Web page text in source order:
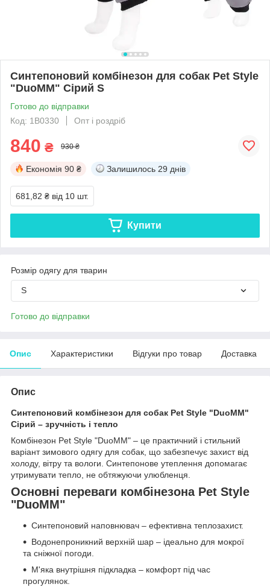
Синтепоновий комбінезон для собак Pet Style
"DuoMM" Сірий S
Готово до відправки
Код: 1B0330
Опт і роздріб
840 ₴ 930 ₴
Економія 90 ₴ Залишилось 29 днів
681,82 ₴ від 10 шт.
Купити
Розмір одягу для тварин
S
Готово до відправки
Опис Характеристики Відгуки про товар Доставка
Опис
Синтепоновий комбінезон для собак Pet Style "DuoMM"
Сірий – зручність і тепло
Комбінезон Pet Style "DuoMM" – це практичний і стильний
варіант зимового одягу для собак, що забезпечує захист від
холоду, вітру та вологи. Синтепонове утеплення допомагає
утримувати тепло, не обтяжуючи улюбленця.
Основні переваги комбінезона Pet Style
"DuoMM"
Синтепоновий наповнювач – ефективна теплозахист.
Водонепроникний верхній шар – ідеально для мокрої
та сніжної погоди.
М'яка внутрішня підкладка – комфорт під час
прогулянок.